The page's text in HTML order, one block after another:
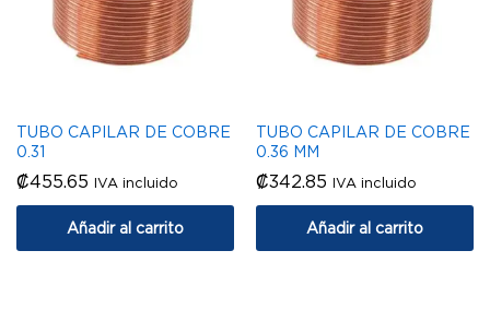
TUBO CAPILAR DE COBRE
0.31
₡455.65 IVA incluido
Añadir al carrito
TUBO CAPILAR DE COBRE
0.36 MM
₡342.85 IVA incluido
Añadir al carrito